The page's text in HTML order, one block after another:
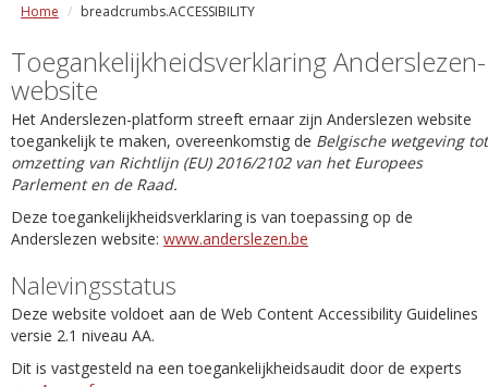
Home breadcrumbs.ACCESSIBILITY
Toegankelijkheidsverklaring Anderslezen-
website
Het Anderslezen-platform streeft ernaar zijn Anderslezen website
toegankelijk te maken, overeenkomstig de Belgische wetgeving tot
omzetting van Richtlijn (EU) 2016/2102 van het Europees
Parlement en de Raad.
Deze toegankelijkheidsverklaring is van toepassing op de
Anderslezen website: www.anderslezen.be
Nalevingsstatus
Deze website voldoet aan de Web Content Accessibility Guidelines
versie 2.1 niveau AA.
Dit is vastgesteld na een toegankelijkheidsaudit door de experts